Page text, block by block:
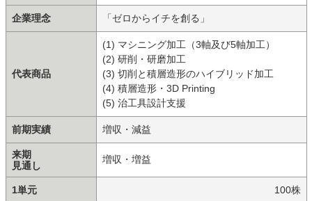
企業理念 「ゼロからイチを創る」
代表商品
(1) マシニング加工（3軸及び5軸加工）
(2) 研削・研磨加工
(3) 切削と積層造形のハイブリッド加工
(4) 積層造形・3D Printing
(5) 治工具設計支援
前期実績 増収・減益
来期
見通し
増収・増益
1単元 100株